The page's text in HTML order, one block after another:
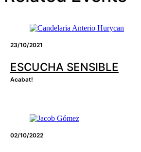
23/10/2021
ESCUCHA SENSIBLE
Acabat!
02/10/2022